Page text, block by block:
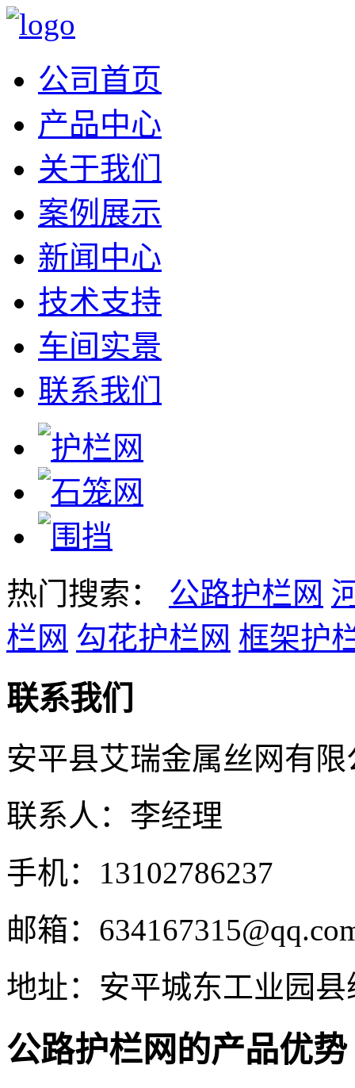
公司首页
产品中心
关于我们
案例展示
新闻中心
技术支持
车间实景
联系我们
热门搜索： 公路护栏网
栏网 勾花护栏网 框架护
联系我们
安平县艾瑞金属丝网有限
联系人：李经理
手机：13102786237
邮箱：
地址：安平城东工业园县
公路护栏网的产品优势